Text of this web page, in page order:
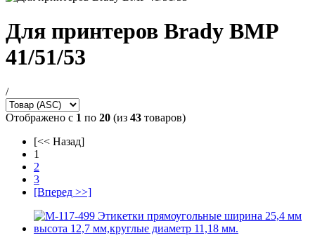
Для принтеров Brady BMP
41/51/53
/
Отображено с 1 по 20 (из 43 товаров)
[<< Назад]
1
2
3
[Вперед >>]